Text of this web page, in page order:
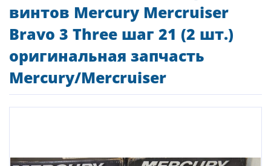
винтов Mercury Mercruiser
Bravo 3 Three шаг 21 (2 шт.)
оригинальная запчасть
Mercury/Mercruiser